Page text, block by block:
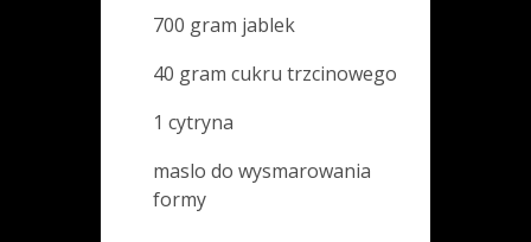
700 gram jablek
40 gram cukru trzcinowego
1 cytryna
maslo do wysmarowania
formy